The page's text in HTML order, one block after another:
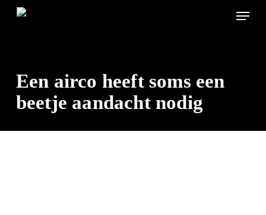
Skip
Menu
Een airco heeft soms een
beetje aandacht nodig